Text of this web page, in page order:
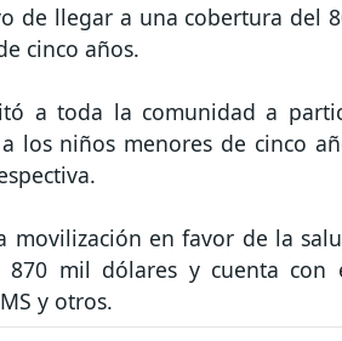
de llegar a una cobertura del
cinco años.
a toda la comunidad a
los niños menores de cinco
movilización en favor de la
mil dólares y cuenta con
y otros.